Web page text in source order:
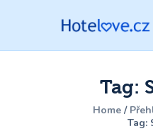
Tag:
Home
Tag: